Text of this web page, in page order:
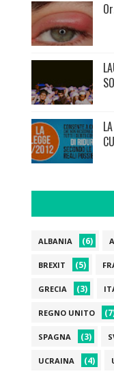
ALBANIA (6)
BREXIT (5)
GRECIA (3)
REGNO UNITO
SPAGNA (3)
UCRAINA (4)